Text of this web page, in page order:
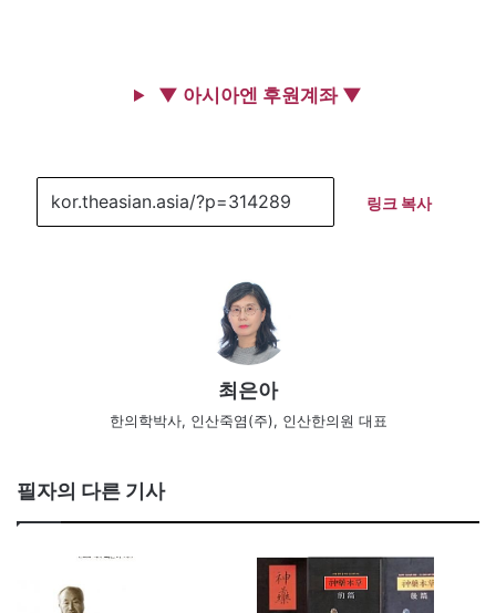
▼ 아시아엔 후원계좌 ▼
링크 복사
최은아
한의학박사, 인산죽염(주), 인산한의원 대표
필자의 다른 기사